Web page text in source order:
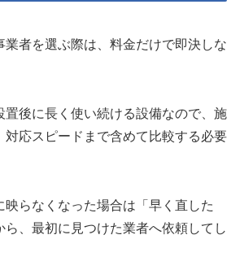
業者を選ぶ際は、料金だけで即決しな
置後に長く使い続ける設備なので、施
対応スピードまで含めて比較する必要
映らなくなった場合は「早く直した
ら、最初に見つけた業者へ依頼してし